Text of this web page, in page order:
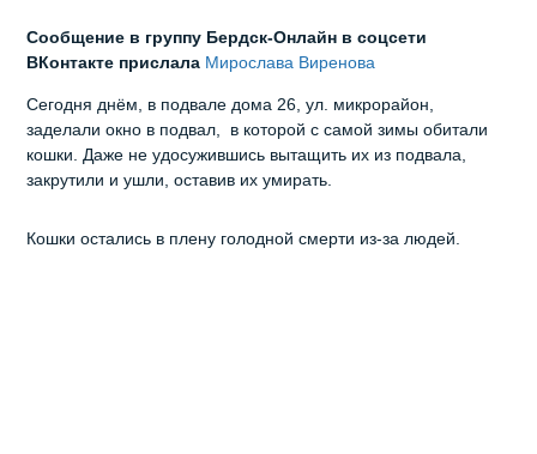
Сообщение в группу Бердск-Онлайн в соцсети
ВКонтакте прислала Мирослава Виренова
Сегодня днём, в подвале дома 26, ул. микрорайон,
заделали окно в подвал, в которой с самой зимы обитали
кошки. Даже не удосужившись вытащить их из подвала,
закрутили и ушли, оставив их умирать.
Кошки остались в плену голодной смерти из-за людей.